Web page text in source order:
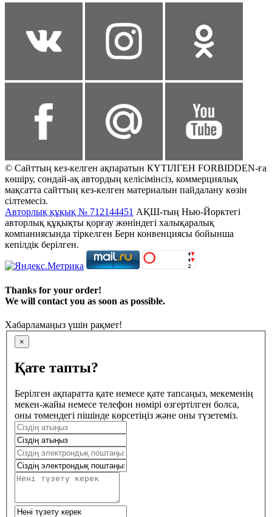
© Сайттың кез-келген ақпаратын КҮТІЛГЕН FORBIDDEN-ға
көшіру, сондай-ақ автордың келісімінсіз, коммерциялық
мақсатта сайттың кез-келген материалын пайдалану көзін
сілтемесіз.
Авторлық құқық № 712144451 АҚШ-тың Нью-Йорктегі
авторлық құқықты қорғау жөніндегі халықаралық
компаниясында тіркелген Берн конвенциясы бойынша
кепілдік берілген.
Thanks for your order!
We will contact you as soon as possible.
Хабарламаңыз үшін рақмет!
×
Қате тапты?
Берілген ақпаратта қате немесе қате тапсаңыз, мекеменің
мекен-жайы немесе телефон нөмірі өзгертілген болса,
оны төмендегі пішінде көрсетіңіз және оны түзетеміз.